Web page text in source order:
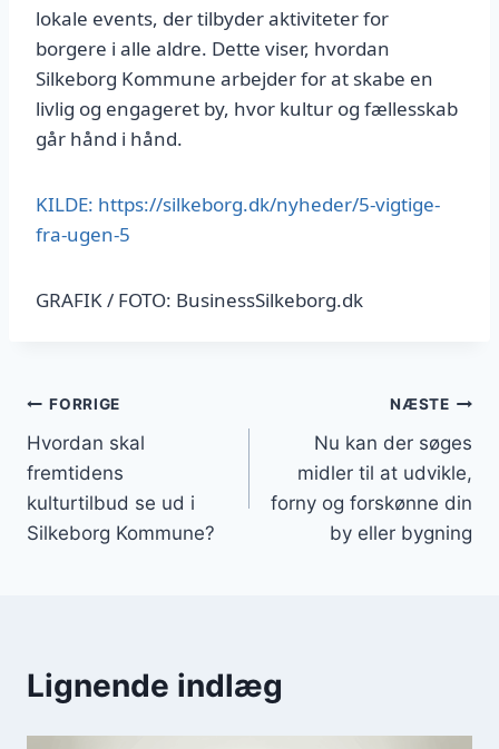
lokale events, der tilbyder aktiviteter for
borgere i alle aldre. Dette viser, hvordan
Silkeborg Kommune arbejder for at skabe en
livlig og engageret by, hvor kultur og fællesskab
går hånd i hånd.
KILDE: https://silkeborg.dk/nyheder/5-vigtige-
fra-ugen-5
GRAFIK / FOTO: BusinessSilkeborg.dk
Indlægsnavigation
FORRIGE
Hvordan skal
fremtidens
kulturtilbud se ud i
Silkeborg Kommune?
NÆSTE
Nu kan der søges
midler til at udvikle,
forny og forskønne din
by eller bygning
Lignende indlæg